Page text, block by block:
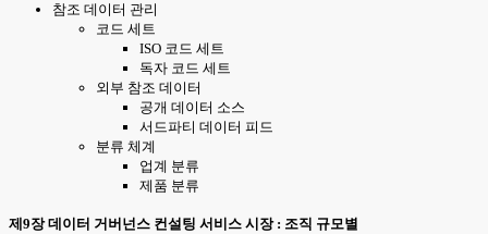
참조 데이터 관리
코드 세트
ISO 코드 세트
독자 코드 세트
외부 참조 데이터
공개 데이터 소스
서드파티 데이터 피드
분류 체계
업계 분류
제품 분류
제9장 데이터 거버넌스 컨설팅 서비스 시장 : 조직 규모별